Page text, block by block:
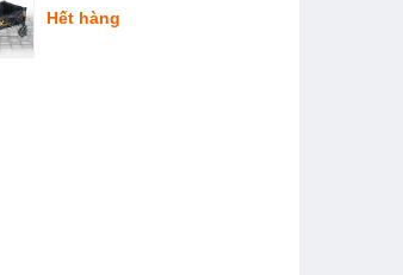
2024
Hết hàng